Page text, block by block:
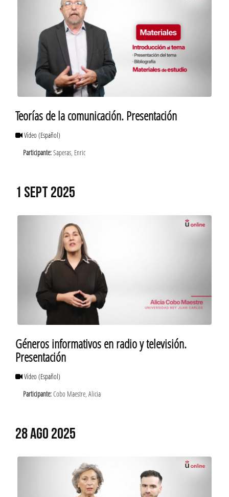
Teorías de la comunicación. Presentación
Vídeo(Español)
Participante:Saperas, Enric
1 SEPT 2025
Géneros informativos en radio y televisión.
Presentación
Vídeo(Español)
Participante:Cobo Maestre, Alicia
28 AGO 2025